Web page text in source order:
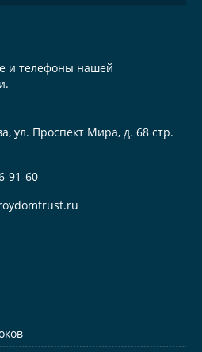
и телефоны нашей
ул. Проспект Мира, д. 68 стр.
91-60